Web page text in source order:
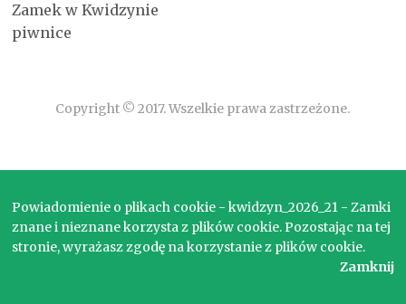
Zamek w Kwidzynie
piwnice
Copyright © 2017. Wszelkie prawa zastrzeżone.
Powiadomienie o plikach cookie - kwidzyn_2026_21 - Zamki
znane i nieznane korzysta z plików cookie. Pozostając na tej
stronie, wyrażasz zgodę na korzystanie z plików cookie.
Zamknij